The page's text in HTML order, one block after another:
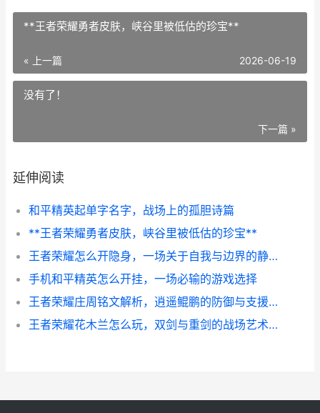
**王者荣耀勇者皮肤，峡谷里被低估的珍宝**
« 上一篇 2026-06-19
没有了！
下一篇 »
延伸阅读
和平精英起单字名字，战场上的孤胆诗篇
**王者荣耀勇者皮肤，峡谷里被低估的珍宝**
王者荣耀怎么开隐身，一场关于自我与边界的静默博弈
手机和平精英怎么开挂，一场必输的游戏选择
王者荣耀庄周铭文解析，逍遥鲲鹏的防御与支援之道，副标题，以柔克刚的梦境法则
王者荣耀花木兰怎么玩，双剑与重剑的战场艺术，副标题，从入门到精通的沉默杀神指南